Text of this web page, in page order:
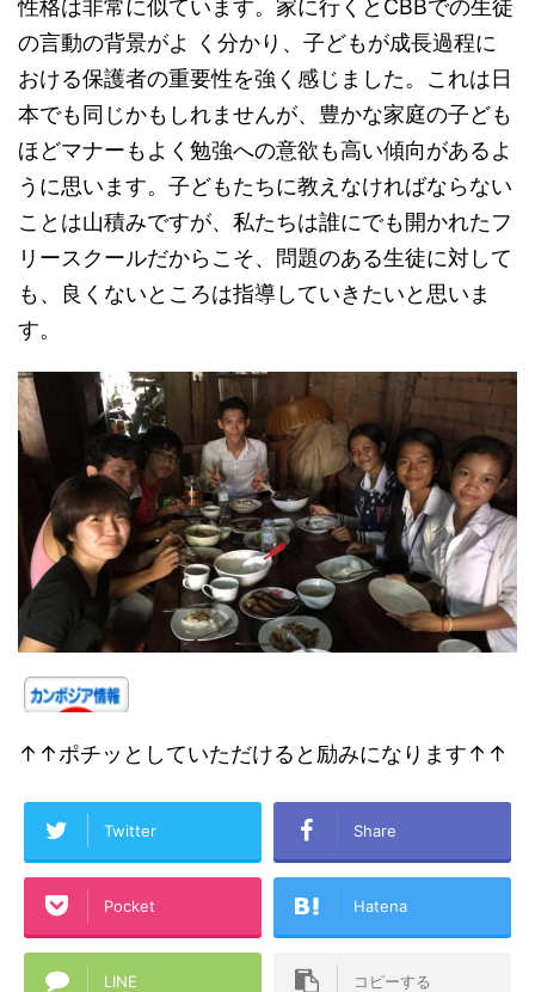
性格は非常に似ています。家に行くとCBBでの生徒
の言動の背景がよ く分かり、子どもが成長過程に
おける保護者の重要性を強く感じました。これは日
本でも同じかもしれませんが、豊かな家庭の子ども
ほどマナーもよく勉強への意欲も高い傾向があるよ
うに思います。子どもたちに教えなければならない
ことは山積みですが、私たちは誰にでも開かれたフ
リースクールだからこそ、問題のある生徒に対して
も、良くないところは指導していきたいと思いま
す。
↑↑ポチッとしていただけると励みになります↑↑
Twitter Share
Pocket Hatena
LINE コピーする